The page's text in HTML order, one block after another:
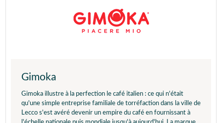
Gimoka
Gimoka illustre à la perfection le café italien : ce qui n'était
qu'une simple entreprise familiale de torréfaction dans la ville de
Lecco s'est avéré devenir un empire du café en fournissant à